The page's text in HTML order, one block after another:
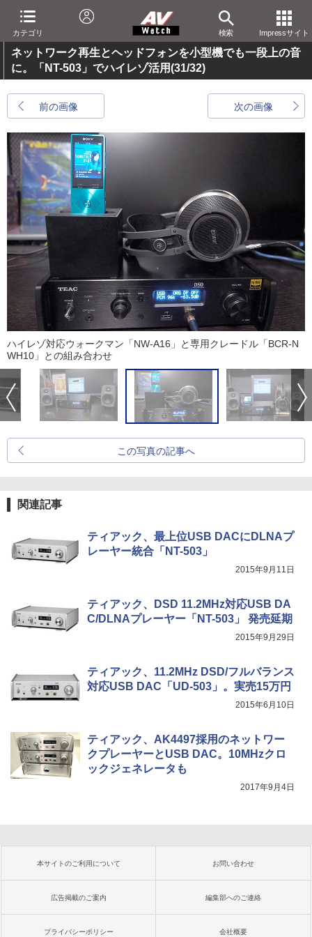
カテゴリ 検索 Impressサイト
ネットワーク再生とヘッドフォンを小型機でも一段上の音
に。「NT-503」でハイレゾ活用(31/32)
前の画像 次の画像
ハイレゾ対応ウォークマン「NW-A16」と専用クレードル「BCR-N
WH10」との組み合わせ
この写真の記事へ
関連記事
ティアック、最上位USB DACにDLNAプ
レーヤー統合「NT-503」
2015年9月11日
ティアック、DSD 11.2MHz対応USB DA
C/DLNAプレーヤー「NT-503」 発売延期
2015年9月29日
ティアック、11.2MHz DSD/フルバランス
対応USB DAC「UD-503」。実売15万円
2015年6月10日
ティアック、AK4497採用のネットワー
クプレーヤーとUSB DAC。10MHzクロ
ックジェネレータも
2017年9月4日
本サイトのご利用について お問い合わせ
広告掲載のご案内 編集部へのご連絡
プライバシーポリシー 会社概要